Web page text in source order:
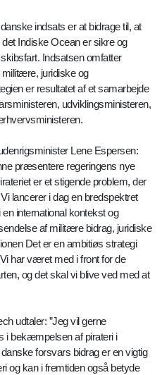
indsats er at bidrage til, at
Indiske Ocean er sikre og
Indsatsen omfatter
militære, juridiske og
er resultatet af et samarbejde
udviklingsministeren,
Lene Espersen:
præsentere regeringens nye
er et stigende problem, der
lancerer i dag en bredspektret
international kontekst og
af militære bidrag, juridiske
Det er en ambitiøs strategi
har været med i front for de
og det skal vi blive ved med at
udtaler: ”Jeg vil gerne
i bekæmpelsen af pirateri i
forsvars bidrag er en vigtig
og kan i fremtiden også betyde